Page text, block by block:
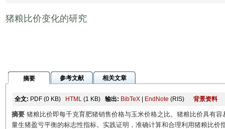
猪粮比价变化的研究
摘要 参考文献 相关文章
全文: PDF(0 KB) HTML(1 KB) 输出: BibTeX| EndNote (RIS) 背景资料
摘要猪粮比价即每千克育肥猪销售价格与玉米价格之比。猪粮比价具有
量生猪盈亏平衡的标志性指标。实践证明，准确计算和合理利用猪粮比